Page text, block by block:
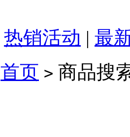
热销活动 | 最
首页 > 商品搜